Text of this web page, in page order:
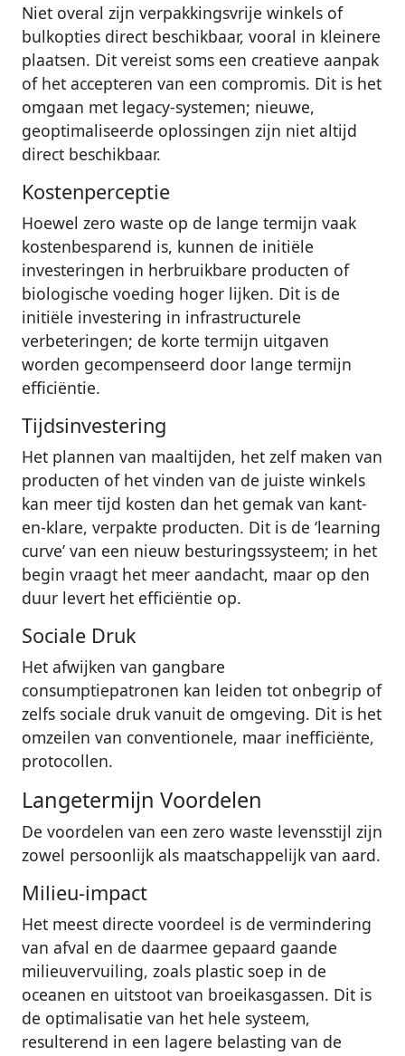
Niet overal zijn verpakkingsvrije winkels of
bulkopties direct beschikbaar, vooral in kleinere
plaatsen. Dit vereist soms een creatieve aanpak
of het accepteren van een compromis. Dit is het
omgaan met legacy-systemen; nieuwe,
geoptimaliseerde oplossingen zijn niet altijd
direct beschikbaar.
Kostenperceptie
Hoewel zero waste op de lange termijn vaak
kostenbesparend is, kunnen de initiële
investeringen in herbruikbare producten of
biologische voeding hoger lijken. Dit is de
initiële investering in infrastructurele
verbeteringen; de korte termijn uitgaven
worden gecompenseerd door lange termijn
efficiëntie.
Tijdsinvestering
Het plannen van maaltijden, het zelf maken van
producten of het vinden van de juiste winkels
kan meer tijd kosten dan het gemak van kant-
en-klare, verpakte producten. Dit is de ‘learning
curve’ van een nieuw besturingssysteem; in het
begin vraagt het meer aandacht, maar op den
duur levert het efficiëntie op.
Sociale Druk
Het afwijken van gangbare
consumptiepatronen kan leiden tot onbegrip of
zelfs sociale druk vanuit de omgeving. Dit is het
omzeilen van conventionele, maar inefficiënte,
protocollen.
Langetermijn Voordelen
De voordelen van een zero waste levensstijl zijn
zowel persoonlijk als maatschappelijk van aard.
Milieu-impact
Het meest directe voordeel is de vermindering
van afval en de daarmee gepaard gaande
milieuvervuiling, zoals plastic soep in de
oceanen en uitstoot van broeikasgassen. Dit is
de optimalisatie van het hele systeem,
resulterend in een lagere belasting van de